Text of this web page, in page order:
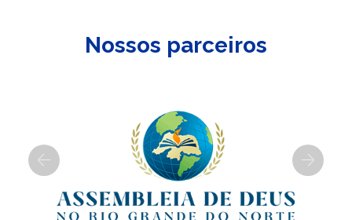
Nossos parceiros
Previous Next